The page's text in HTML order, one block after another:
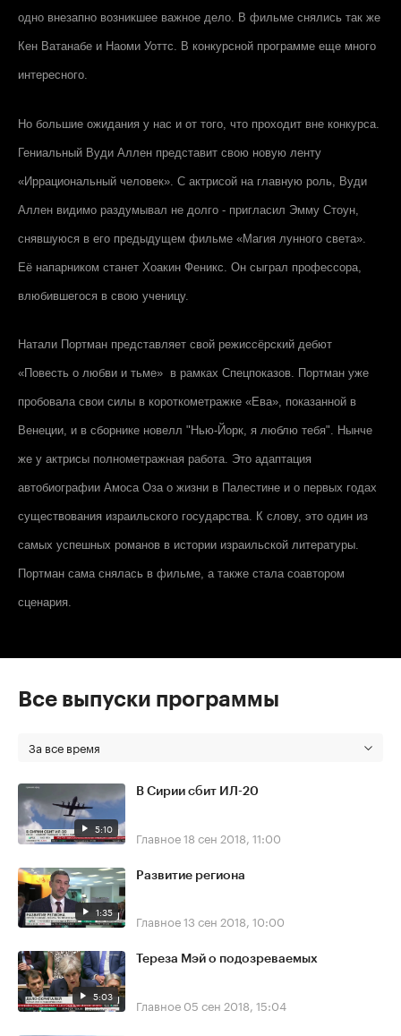
одно внезапно возникшее важное дело. В фильме снялись так же
Кен Ватанабе и Наоми Уоттс. В конкурсной программе еще много
интересного.
Но большие ожидания у нас и от того, что проходит вне конкурса.
Гениальный Вуди Аллен представит свою новую ленту
«Иррациональный человек». С актрисой на главную роль, Вуди
Аллен видимо раздумывал не долго - пригласил Эмму Стоун,
снявшуюся в его предыдущем фильме «Магия лунного света».
Её напарником станет Хоакин Феникс. Он сыграл профессора,
влюбившегося в свою ученицу.
Натали Портман представляет свой режиссёрский дебют
«Повесть о любви и тьме» в рамках Спецпоказов. Портман уже
пробовала свои силы в короткометражке «Ева», показанной в
Венеции, и в сборнике новелл "Нью-Йорк, я люблю тебя". Нынче
же у актрисы полнометражная работа. Это адаптация
автобиографии Амоса Оза о жизни в Палестине и о первых годах
существования израильского государства. К слову, это один из
самых успешных романов в истории израильской литературы.
Портман сама снялась в фильме, а также стала соавтором
сценария.
Все выпуски программы
За все время
5:10
В Сирии сбит ИЛ-20
Главное18 сен 2018, 11:00
1:35
Развитие региона
Главное13 сен 2018, 10:00
5:03
Тереза Мэй о подозреваемых
Главное 05 сен 2018, 15:04